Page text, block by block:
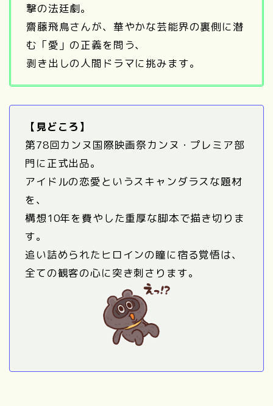
撃の法廷劇。
齋藤飛鳥さんが、華やかな芸能界の裏側に潜
む「愛」の正義を問う、
剥き出しの人間ドラマに挑みます。
【見どころ】
第78回カンヌ国際映画祭カンヌ・プレミア部
門に正式出品。
アイドルの恋愛というスキャンダラスな題材
を、
構想10年を費やした重厚な脚本で描き切りま
す。
追い詰められたヒロインの瞳に宿る覚悟は、
全ての観客の心に突き刺さります。